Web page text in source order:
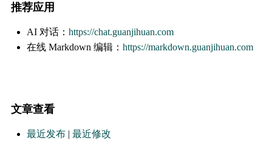
推荐应用
AI 对话： https://chat.guanjihuan.com
在线 Markdown 编辑： https://markdown.guanjihuan.com
文章查看
最近发布| 最近修改